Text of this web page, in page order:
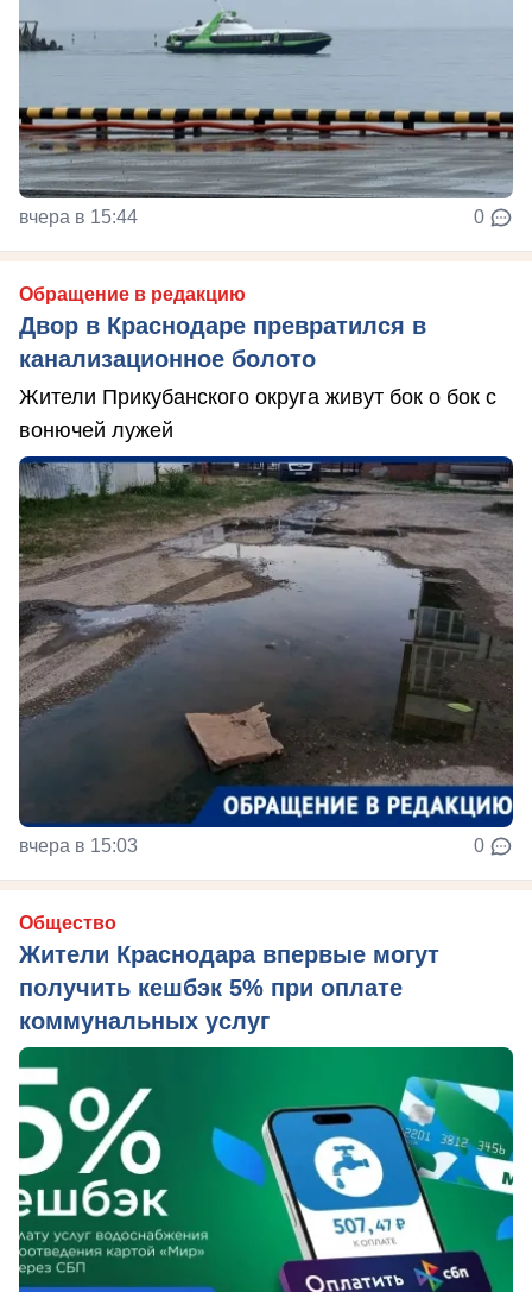
вчера в 15:44 0
Обращение в редакцию
Двор в Краснодаре превратился в
канализационное болото
Жители Прикубанского округа живут бок о бок с
вонючей лужей
вчера в 15:03 0
Общество
Жители Краснодара впервые могут
получить кешбэк 5% при оплате
коммунальных услуг